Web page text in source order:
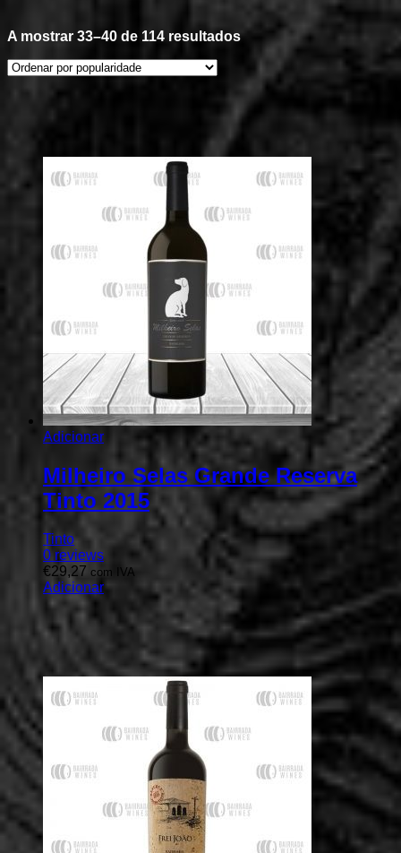
A mostrar 33–40 de 114 resultadosOrdenado
popularidade
Adicionar
Milheiro Selas Grande Reserva
Tinto 2015
Tinto
0 reviews
€29,27 com IVA
Adicionar